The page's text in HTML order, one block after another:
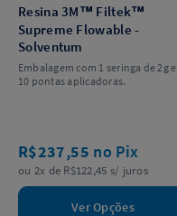
Resina 3M™ Filtek™
Supreme Flowable -
Solventum
Embalagem com 1 seringa de 2g e
10 pontas aplicadoras.
R$237,55 no Pix
ou 2x de R$122,45 s/ juros
Ver Opções